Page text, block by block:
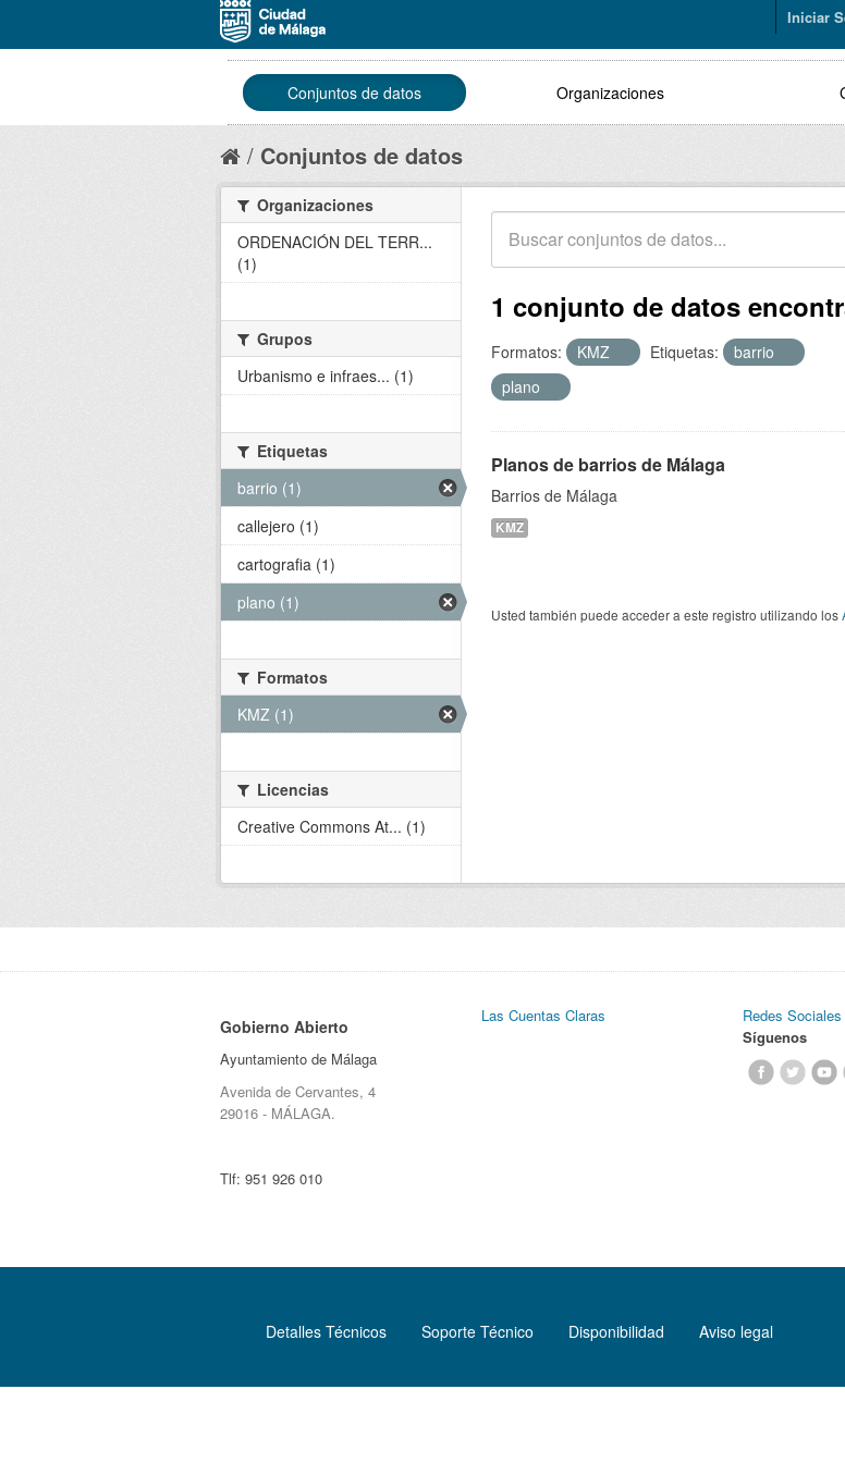
Iniciar
Conjuntos de datos Organizaciones
Conjuntos de datos
1 conjunto de datos
Formatos: KMZ Etiquetas:
barrio
plano
Planos de barrios de Málaga
Barrios de Málaga
KMZ
Usted también puede acceder a este registro utilizando los
Organizaciones
ORDENACIÓN DEL TERR...
(1)
Grupos
Urbanismo e infraes... (1)
Etiquetas
barrio (1)
callejero (1)
cartografia (1)
plano (1)
Formatos
KMZ (1)
Licencias
Creative Commons At... (1)
Gobierno Abierto
Ayuntamiento de Málaga
Avenida de Cervantes, 4
29016 - MÁLAGA.
Tlf: 951 926 010
Las Cuentas Claras
Redes
Síguenos
Detalles Técnicos Soporte Técnico Disponibilidad Aviso legal